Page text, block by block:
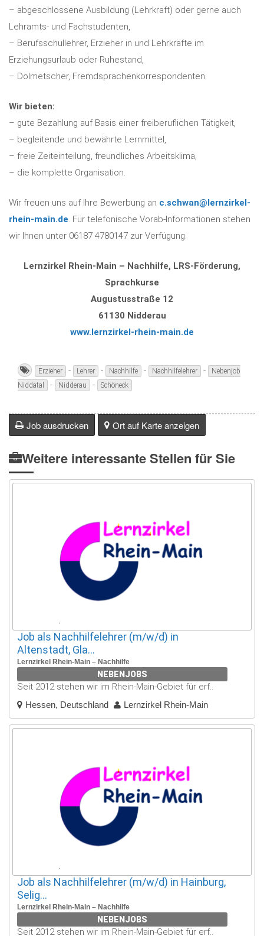
– abgeschlossene Ausbildung (Lehrkraft) oder gerne auch
Lehramts- und Fachstudenten,
– Berufsschullehrer, Erzieher in und Lehrkräfte im
Erziehungsurlaub oder Ruhestand,
– Dolmetscher, Fremdsprachenkorrespondenten.
Wir bieten:
– gute Bezahlung auf Basis einer freiberuflichen Tätigkeit,
– begleitende und bewährte Lernmittel,
– freie Zeiteinteilung, freundliches Arbeitsklima,
– die komplette Organisation.
Wir freuen uns auf Ihre Bewerbung an c.schwan@lernzirkel-
rhein-main.de. Für telefonische Vorab-Informationen stehen
wir Ihnen unter 06187 4780147 zur Verfügung.
Lernzirkel Rhein-Main – Nachhilfe, LRS-Förderung,
Sprachkurse
Augustusstraße 12
61130 Nidderau
www.lernzirkel-rhein-main.de
Erzieher - Lehrer - Nachhilfe - Nachhilfelehrer -
Nebenjob
Niddatal
- Nidderau - Schöneck
Job ausdrucken Ort auf Karte anzeigen
Weitere interessante Stellen für Sie
Job als Nachhilfelehrer (m/w/d) in
Altenstadt, Gla...
Lernzirkel Rhein-Main – Nachhilfe
NEBENJOBS
Seit 2012 stehen wir im Rhein-Main-Gebiet für erf..
Hessen, Deutschland Lernzirkel Rhein-Main
Job als Nachhilfelehrer (m/w/d) in Hainburg,
Selig...
Lernzirkel Rhein-Main – Nachhilfe
NEBENJOBS
Seit 2012 stehen wir im Rhein-Main-Gebiet für erf..